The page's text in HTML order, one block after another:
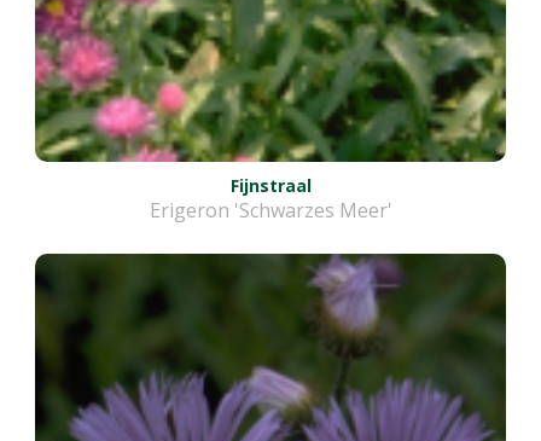
Fijnstraal
Erigeron 'Schwarzes Meer'